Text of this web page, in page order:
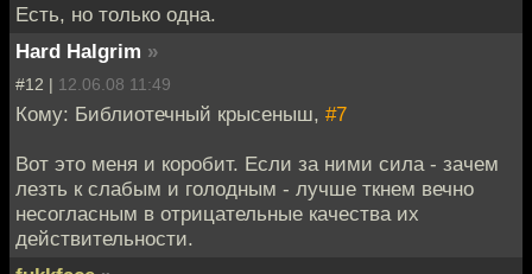
Есть, но только одна.
Hard Halgrim »
#12 | 12.06.08 11:49
Кому: Библиотечный крысеныш, #7
Вот это меня и коробит. Если за ними сила - зачем
лезть к слабым и голодным - лучше ткнем вечно
несогласным в отрицательные качества их
действительности.